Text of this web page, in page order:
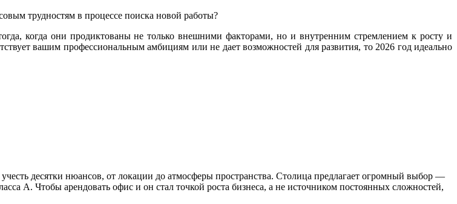
трудностям в процессе поиска новой работы?
когда они продиктованы не только внешними факторами, но и внутренним стремлением к росту и
вашим профессиональным амбициям или не дает возможностей для развития, то 2026 год идеально
десятки нюансов, от локации до атмосферы пространства. Столица предлагает огромный выбор —
А. Чтобы арендовать офис и он стал точкой роста бизнеса, а не источником постоянных сложностей,